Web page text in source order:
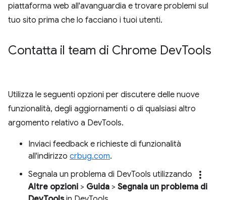
piattaforma web all'avanguardia e trovare problemi sul
tuo sito prima che lo facciano i tuoi utenti.
Contatta il team di Chrome DevTools
Utilizza le seguenti opzioni per discutere delle nuove
funzionalità, degli aggiornamenti o di qualsiasi altro
argomento relativo a DevTools.
Inviaci feedback e richieste di funzionalità
all'indirizzo crbug.com.
Segnala un problema di DevTools utilizzando
more_vert
Altre opzioni > Guida > Segnala un problema di